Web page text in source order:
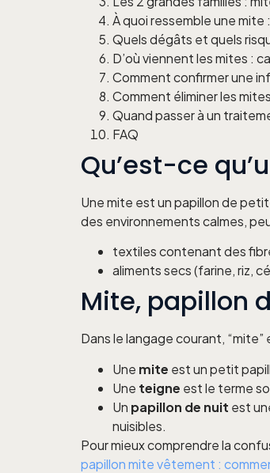
À quoi ressemble une
Quels dégâts et quels
D’où viennent les mites :
Comment confirmer une
Comment éliminer les
Quand passer à un
FAQ
Qu’est-ce
Une mite est un papillon de
des environnements calmes,
textiles contenant des
aliments secs (farine, riz,
Mite, papillon
Dans le langage courant,
Une mite est un petit
Une teigne est le terme
Un papillon de nuit est
nuisibles.
Pour mieux comprendre la
papillon mite vêtement :